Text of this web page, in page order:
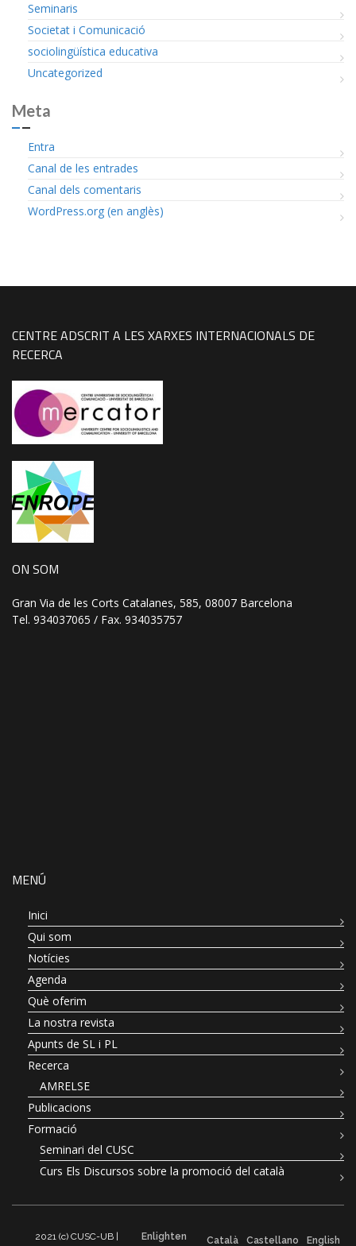
Seminaris
Societat i Comunicació
sociolingüística educativa
Uncategorized
Meta
Entra
Canal de les entrades
Canal dels comentaris
WordPress.org (en anglès)
CENTRE ADSCRIT A LES XARXES INTERNACIONALS DE
RECERCA
ON SOM
Gran Via de les Corts Catalanes, 585, 08007 Barcelona
Tel. 934037065 / Fax. 934035757
MENÚ
Inici
Qui som
Notícies
Agenda
Què oferim
La nostra revista
Apunts de SL i PL
Recerca
AMRELSE
Publicacions
Formació
Seminari del CUSC
Curs Els Discursos sobre la promoció del català
2021 (c) CUSC-UB |
Enlighten Català Castellano English